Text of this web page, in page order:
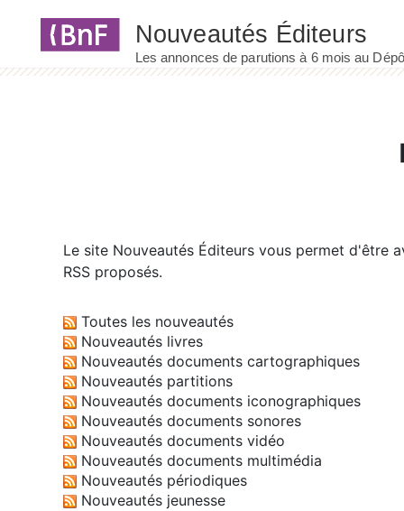
Le site Nouveautés Éditeurs vous permet d'être
RSS proposés.
Toutes les nouveautés
Nouveautés livres
Nouveautés documents cartographiques
Nouveautés partitions
Nouveautés documents iconographiques
Nouveautés documents sonores
Nouveautés documents vidéo
Nouveautés documents multimédia
Nouveautés périodiques
Nouveautés jeunesse